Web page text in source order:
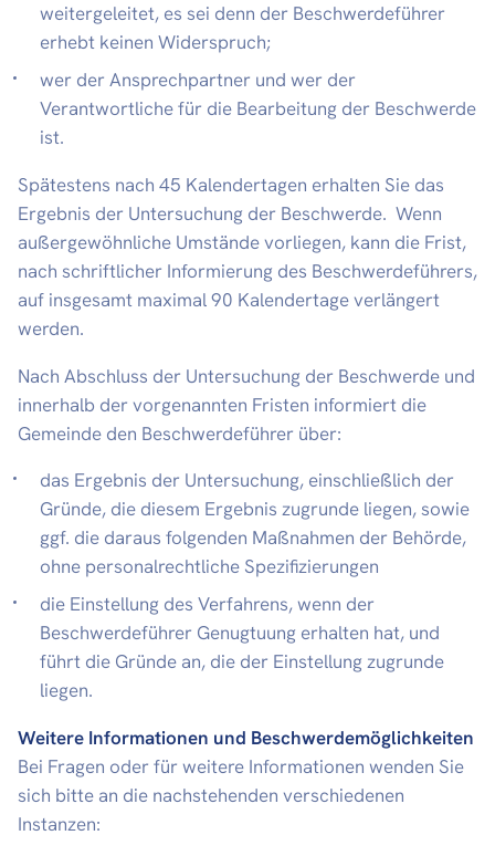
weitergeleitet, es sei denn der Beschwerdeführer
erhebt keinen Widerspruch;
wer der Ansprechpartner und wer der
Verantwortliche für die Bearbeitung der Beschwerde
ist.
Spätestens nach 45 Kalendertagen erhalten Sie das
Ergebnis der Untersuchung der Beschwerde. Wenn
außergewöhnliche Umstände vorliegen, kann die Frist,
nach schriftlicher Informierung des Beschwerdeführers,
auf insgesamt maximal 90 Kalendertage verlängert
werden.
Nach Abschluss der Untersuchung der Beschwerde und
innerhalb der vorgenannten Fristen informiert die
Gemeinde den Beschwerdeführer über:
das Ergebnis der Untersuchung, einschließlich der
Gründe, die diesem Ergebnis zugrunde liegen, sowie
ggf. die daraus folgenden Maßnahmen der Behörde,
ohne personalrechtliche Spezifizierungen
die Einstellung des Verfahrens, wenn der
Beschwerdeführer Genugtuung erhalten hat, und
führt die Gründe an, die der Einstellung zugrunde
liegen.
Weitere Informationen und Beschwerdemöglichkeiten
Bei Fragen oder für weitere Informationen wenden Sie
sich bitte an die nachstehenden verschiedenen
Instanzen: